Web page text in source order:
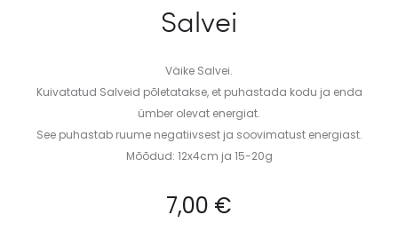
Salvei
Väike Salvei.
Kuivatatud Salveid põletatakse, et puhastada kodu ja enda
ümber olevat energiat.
See puhastab ruume negatiivsest ja soovimatust energiast.
Mõõdud: 12x4cm ja 15-20g
7,00 €